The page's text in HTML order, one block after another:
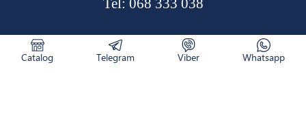
Catalog Telegram Viber Whatsapp